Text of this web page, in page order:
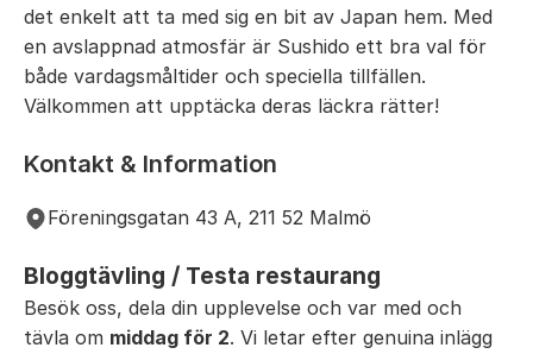
det enkelt att ta med sig en bit av Japan hem. Med
en avslappnad atmosfär är Sushido ett bra val för
både vardagsmåltider och speciella tillfällen.
Välkommen att upptäcka deras läckra rätter!
Kontakt & Information
Föreningsgatan 43 A, 211 52 Malmö
Bloggtävling / Testa restaurang
Besök oss, dela din upplevelse och var med och
tävla om middag för 2. Vi letar efter genuina inlägg